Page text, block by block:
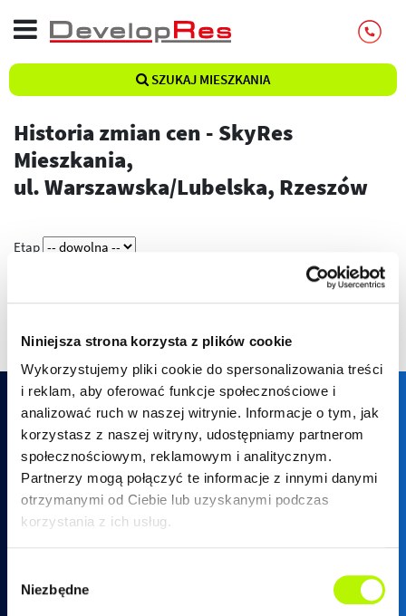
Niniejsza strona korzysta z plików cookie
Wykorzystujemy pliki cookie do spersonalizowania treści
i reklam, aby oferować funkcje społecznościowe i
analizować ruch w naszej witrynie. Informacje o tym, jak
korzystasz z naszej witryny, udostępniamy partnerom
społecznościowym, reklamowym i analitycznym.
Partnerzy mogą połączyć te informacje z innymi danymi
otrzymanymi od Ciebie lub uzyskanymi podczas
korzystania z ich usług.
zgody
Niezbędne
SZUKAJ MIESZKANIA
Historia zmian cen - SkyRes
Mieszkania,
ul. Warszawska/Lubelska, Rzeszów
Etap
17 250 26 37